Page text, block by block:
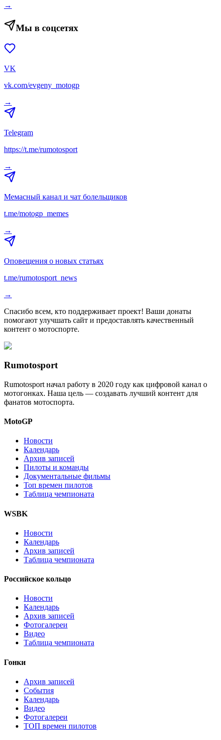
→
Мы в соцсетях
VK
vk.com/evgeny_motogp
→
Telegram
https://t.me/rumotosport
→
Мемасный канал и чат болельщиков
t.me/motogp_memes
→
Оповещения о новых статьях
t.me/rumotosport_news
→
Спасибо всем, кто поддерживает проект! Ваши донаты
помогают улучшать сайт и предоставлять качественный
контент о мотоспорте.
Rumotosport
Rumotosport начал работу в 2020 году как цифровой канал о
мотогонках. Наша цель — создавать лучший контент для
фанатов мотоспорта.
MotoGP
Новости
Календарь
Архив записей
Пилоты и команды
Документальные фильмы
Топ времен пилотов
Таблица чемпионата
WSBK
Новости
Календарь
Архив записей
Таблица чемпионата
Российское кольцо
Новости
Календарь
Архив записей
Фотогалереи
Видео
Таблица чемпионата
Гонки
Архив записей
События
Календарь
Видео
Фотогалереи
ТОП времен пилотов